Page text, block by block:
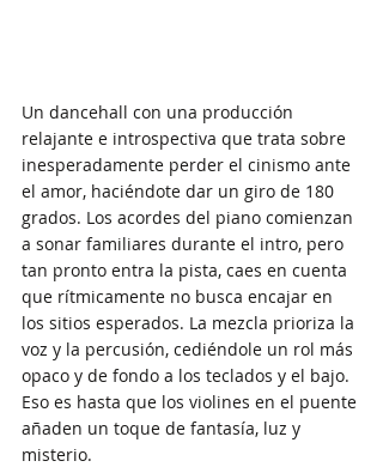
Un dancehall con una producción
relajante e introspectiva que trata sobre
inesperadamente perder el cinismo ante
el amor, haciéndote dar un giro de 180
grados. Los acordes del piano comienzan
a sonar familiares durante el intro, pero
tan pronto entra la pista, caes en cuenta
que rítmicamente no busca encajar en
los sitios esperados. La mezcla prioriza la
voz y la percusión, cediéndole un rol más
opaco y de fondo a los teclados y el bajo.
Eso es hasta que los violines en el puente
añaden un toque de fantasía, luz y
misterio.